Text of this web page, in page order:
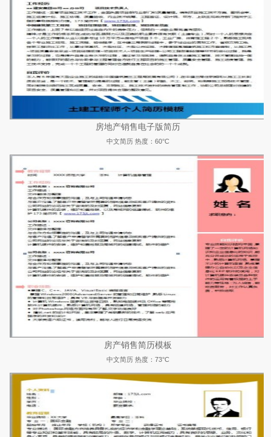
房地产销售电子版简历
中文简历 热度：60°C
房产销售简历模板
中文简历 热度：73°C